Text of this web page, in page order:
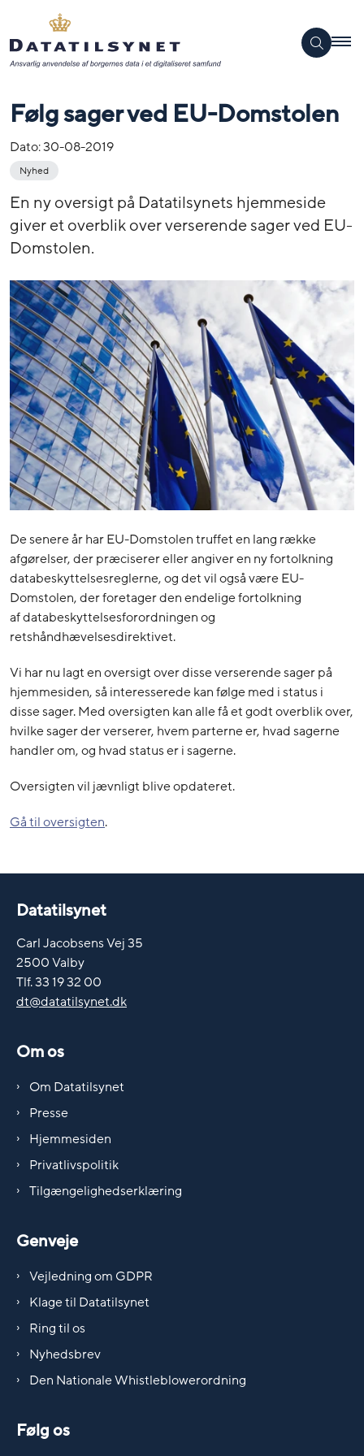
Følg sager ved EU-Domstolen
Dato:30-08-2019
Nyhed
En ny oversigt på Datatilsynets hjemmeside
giver et overblik over verserende sager ved EU-
Domstolen.
De senere år har EU-Domstolen truffet en lang række
afgørelser, der præciserer eller angiver en ny fortolkning
databeskyttelsesreglerne, og det vil også være EU-
Domstolen, der foretager den endelige fortolkning
af databeskyttelsesforordningen og
retshåndhævelsesdirektivet.
Vi har nu lagt en oversigt over disse verserende sager på
hjemmesiden, så interesserede kan følge med i status i
disse sager. Med oversigten kan alle få et godt overblik over,
hvilke sager der verserer, hvem parterne er, hvad sagerne
handler om, og hvad status er i sagerne.
Oversigten vil jævnligt blive opdateret.
Gå til oversigten.
Datatilsynet
Carl Jacobsens Vej 35
2500 Valby
Tlf. 33 19 32 00
dt@datatilsynet.dk
Om os
Om Datatilsynet
Presse
Hjemmesiden
Privatlivspolitik
Tilgængelighedserklæring
Genveje
Vejledning om GDPR
Klage til Datatilsynet
Ring til os
Nyhedsbrev
Den Nationale Whistleblowerordning
Følg os